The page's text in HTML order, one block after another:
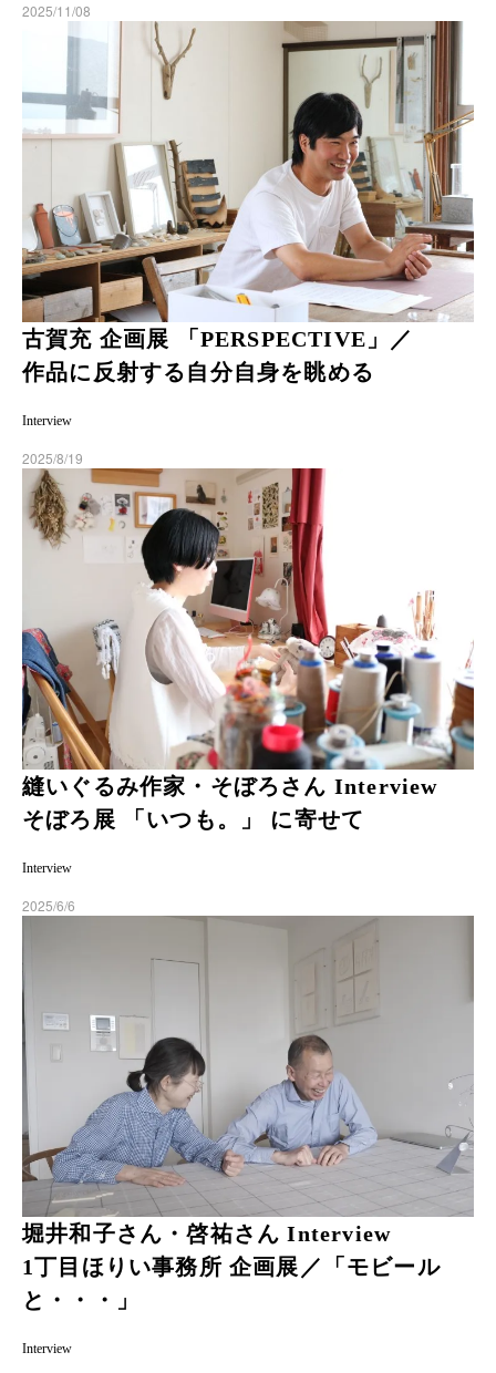
2025/11/08
古賀充 企画展 「PERSPECTIVE」／
作品に反射する自分自身を眺める
Interview
2025/8/19
縫いぐるみ作家・そぼろさん Interview
そぼろ展 「いつも。」 に寄せて
Interview
2025/6/6
堀井和子さん・啓祐さん Interview
1丁目ほりい事務所 企画展／「モビール
と・・・」
Interview